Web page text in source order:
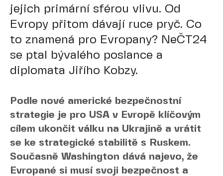
jejich primární sférou vlivu. Od
Evropy přitom dávají ruce pryč. Co
to znamená pro Evropany? NeČT24
se ptal bývalého poslance a
diplomata Jiřího Kobzy.
Podle nové americké bezpečnostní
strategie je pro USA v Evropě klíčovým
cílem ukončit válku na Ukrajině a vrátit
se ke strategické stabilitě s Ruskem.
Současně Washington dává najevo, že
Evropané si musí svoji bezpečnost a